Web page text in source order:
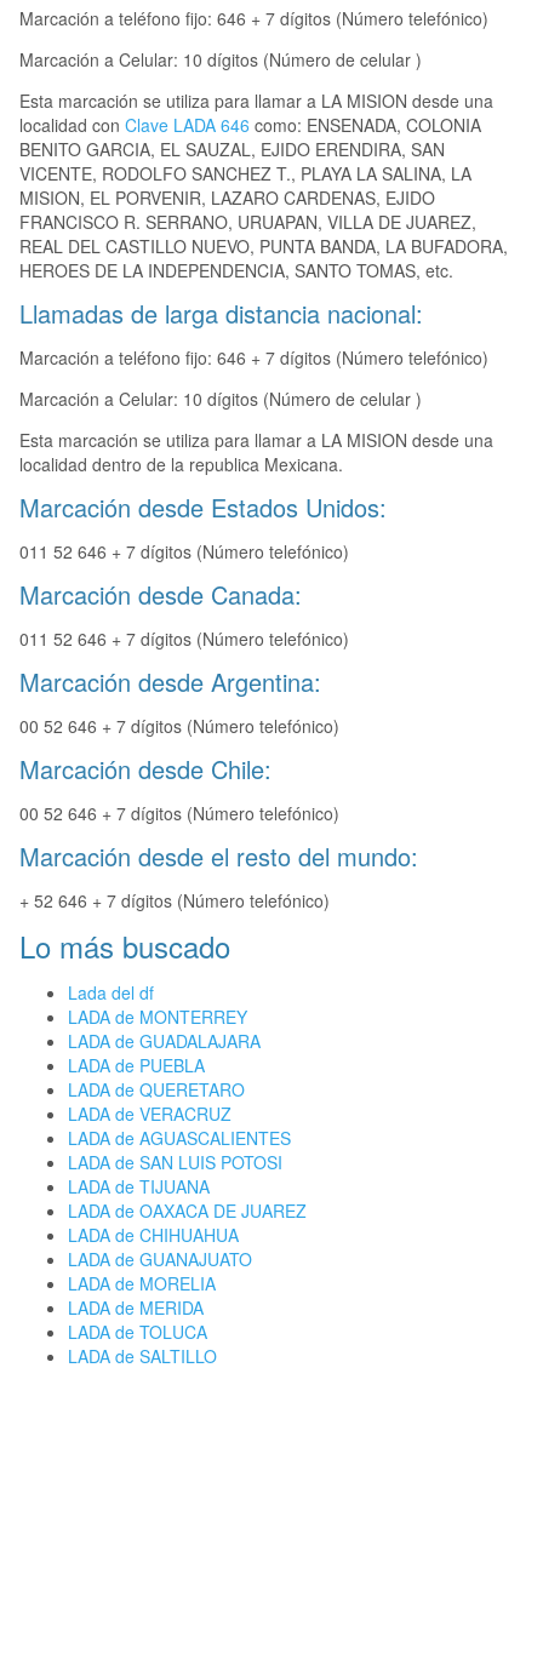
Marcación a teléfono fijo: 646 + 7 dígitos (Número telefónico)
Marcación a Celular: 10 dígitos (Número de celular )
Esta marcación se utiliza para llamar a LA MISION desde una
localidad con Clave LADA 646 como: ENSENADA, COLONIA
BENITO GARCIA, EL SAUZAL, EJIDO ERENDIRA, SAN
VICENTE, RODOLFO SANCHEZ T., PLAYA LA SALINA, LA
MISION, EL PORVENIR, LAZARO CARDENAS, EJIDO
FRANCISCO R. SERRANO, URUAPAN, VILLA DE JUAREZ,
REAL DEL CASTILLO NUEVO, PUNTA BANDA, LA BUFADORA,
HEROES DE LA INDEPENDENCIA, SANTO TOMAS, etc.
Llamadas de larga distancia nacional:
Marcación a teléfono fijo: 646 + 7 dígitos (Número telefónico)
Marcación a Celular: 10 dígitos (Número de celular )
Esta marcación se utiliza para llamar a LA MISION desde una
localidad dentro de la republica Mexicana.
Marcación desde Estados Unidos:
011 52 646 + 7 dígitos (Número telefónico)
Marcación desde Canada:
011 52 646 + 7 dígitos (Número telefónico)
Marcación desde Argentina:
00 52 646 + 7 dígitos (Número telefónico)
Marcación desde Chile:
00 52 646 + 7 dígitos (Número telefónico)
Marcación desde el resto del mundo:
+ 52 646 + 7 dígitos (Número telefónico)
Lo más buscado
Lada del df
LADA de MONTERREY
LADA de GUADALAJARA
LADA de PUEBLA
LADA de QUERETARO
LADA de VERACRUZ
LADA de AGUASCALIENTES
LADA de SAN LUIS POTOSI
LADA de TIJUANA
LADA de OAXACA DE JUAREZ
LADA de CHIHUAHUA
LADA de GUANAJUATO
LADA de MORELIA
LADA de MERIDA
LADA de TOLUCA
LADA de SALTILLO